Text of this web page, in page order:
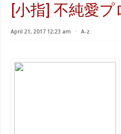
[小指] 不純愛プ
April 21, 2017 12:23 am ⋅ A-z